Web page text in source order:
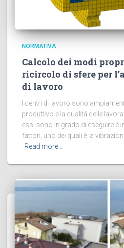
NORMATIVA
Calcolo dei modi
ricircolo di sfere per
di lavoro
I centri di lavoro sono
produttivo e la qualità delle
essi sono in grado di eseguire è
fattori, uno dei quali è la
Read more…